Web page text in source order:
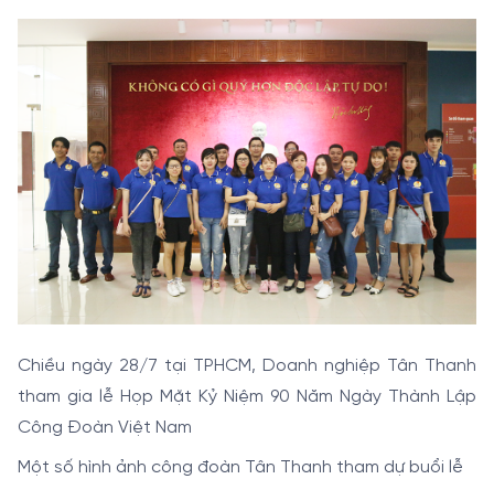
Chiều ngày 28/7 tại TPHCM, Doanh nghiệp Tân Thanh
tham gia lễ Họp Mặt Kỷ Niệm 90 Năm Ngày Thành Lập
Công Đoàn Việt Nam
Một số hình ảnh công đoàn Tân Thanh tham dự buổi lễ